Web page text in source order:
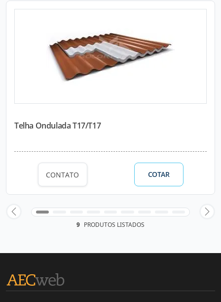
Telha Ondulada T17/T17
CONTATO COTAR
9 PRODUTOS LISTADOS